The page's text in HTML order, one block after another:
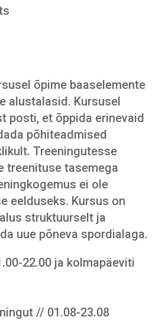
õpime baaselemente
alustalasid. Kursusel
posti, et õppida erinevaid
põhiteadmised
Treeningutesse
treenituse tasemega
ei ole
eelduseks. Kursus on
struktuurselt ja
uue põneva spordialaga.
22.00 ja kolmapäeviti
// 01.08-23.08